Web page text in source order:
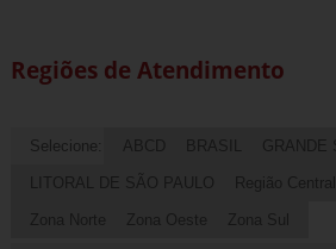
Regiões de Atendimento
Selecione: ABCD BRASIL GRANDE
LITORAL DE SÃO PAULO Região Central
Zona Norte Zona Oeste Zona Sul